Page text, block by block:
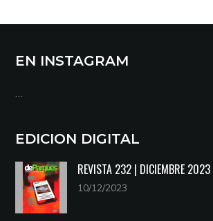
EN INSTAGRAM
…
EDICION DIGITAL
REVISTA 232 | DICIEMBRE 2023
10/12/2023